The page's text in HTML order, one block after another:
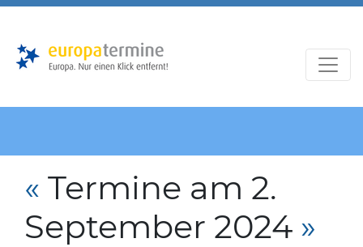
« Termine am 2.
September 2024 »